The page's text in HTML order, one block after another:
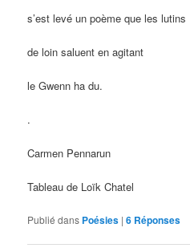
s’est levé un poème que les lutins
de loin saluent en agitant
le Gwenn ha du.
.
Carmen Pennarun
Tableau de Loïk Chatel
Publié dans Poésies |6 Réponses